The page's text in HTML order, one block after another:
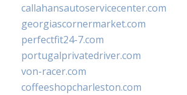
callahansautoservicecenter.com
georgiascornermarket.com
perfectfit24-7.com
portugalprivatedriver.com
von-racer.com
coffeeshopcharleston.com